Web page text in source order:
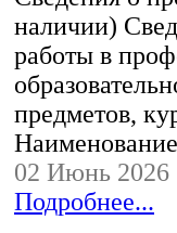
наличии)
работы в
предметов,
02 Июнь 2026
Подробнее...